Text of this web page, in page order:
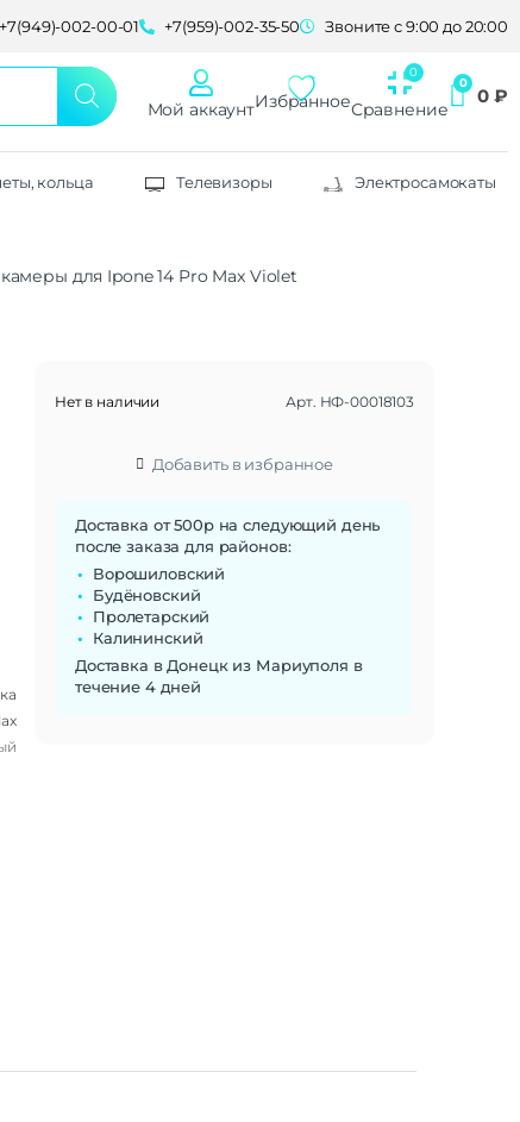
+7(949)-002-00-01 +7(959)-002-35-50 Звоните с 9:00 до 20:00
Мой аккаунтИзбранноеСравнение
0 ₽
кольца Телевизоры Электросамокаты
для Ipone 14 Pro Max Violet
Нет в наличии Арт. НФ-00018103
Добавить в избранное
Доставка от 500р на следующий день
после заказа для районов:
Ворошиловский
Будёновский
Пролетарский
Калининский
Доставка в Донецк из Мариуполя в
течение 4 дней